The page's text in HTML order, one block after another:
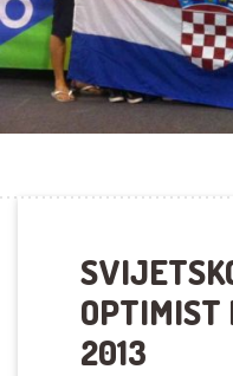
OPTIMIST
2013